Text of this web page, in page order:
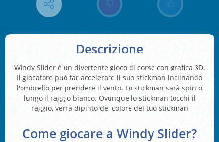
Descrizione
Windy Slider è un divertente gioco di corse con grafica 3D.
Il giocatore può far accelerare il suo stickman inclinando
l'ombrello per prendere il vento. Lo stickman sarà spinto
lungo il raggio bianco. Ovunque lo stickman tocchi il
raggio, verrà dipinto del colore del tuo stickman
Come giocare a Windy Slider?